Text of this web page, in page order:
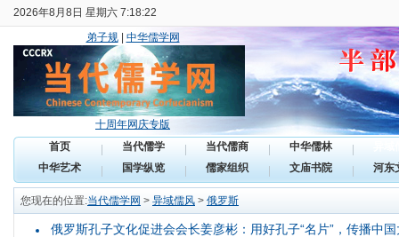
2026年8月8日 星期六 7:18:22
弟子规| 中华儒学网
十周年网庆专版
首页
当代儒学 当代儒商 中华儒林
中华艺术
国学纵览 儒家组织 文庙书院 河东
您现在的位置:当代儒学网 > 异域儒风 > 俄罗斯
俄罗斯孔子文化促进会会长姜彦彬：用好孔子“名片”，传播中